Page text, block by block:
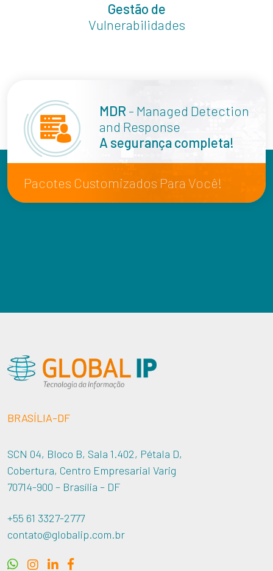
Gestão de
Vulnerabilidades
MDR - Managed Detection
and Response
A segurança completa!
Pacotes Customizados Para Você!
BRASÍLIA-DF
SCN 04, Bloco B, Sala 1.402, Pétala D,
Cobertura, Centro Empresarial Varig
70714-900 – Brasília – DF
+55 61 3327-2777
contato@globalip.com.br